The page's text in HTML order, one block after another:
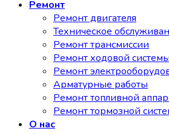
Ремонт
Ремонт двигателя
Техническое
Ремонт трансмиссии
Ремонт ходовой системы
Ремонт
Арматурные работы
Ремонт топливной
Ремонт тормозной
О нас